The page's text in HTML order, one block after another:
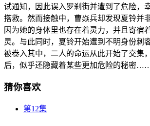
试通知，因此误入罗刹街并遭到了危险，
搭救。然而接触中，曹焱兵却发现夏铃并
因为她的身体里也存在着灵力，并且寄宿
灵。与此同时，夏铃开始遭到不明身份刺
被卷入其中，二人的命运从此开始了交集
后，似乎还隐藏着某些更加危险的秘密
猜你喜欢
第12集